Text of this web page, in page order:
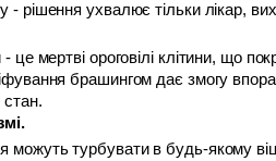
- рішення ухвалює тільки лікар,
- це мертві ороговілі клітини, що
брашингом дає змогу
стан.